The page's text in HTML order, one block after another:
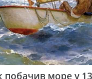
побачив море у